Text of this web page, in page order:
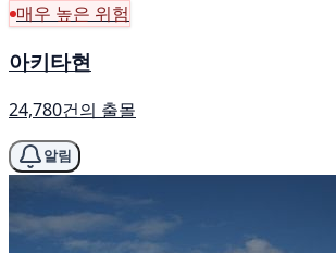
매우 높은 위험
아키타현
24,780건의 출몰
알림